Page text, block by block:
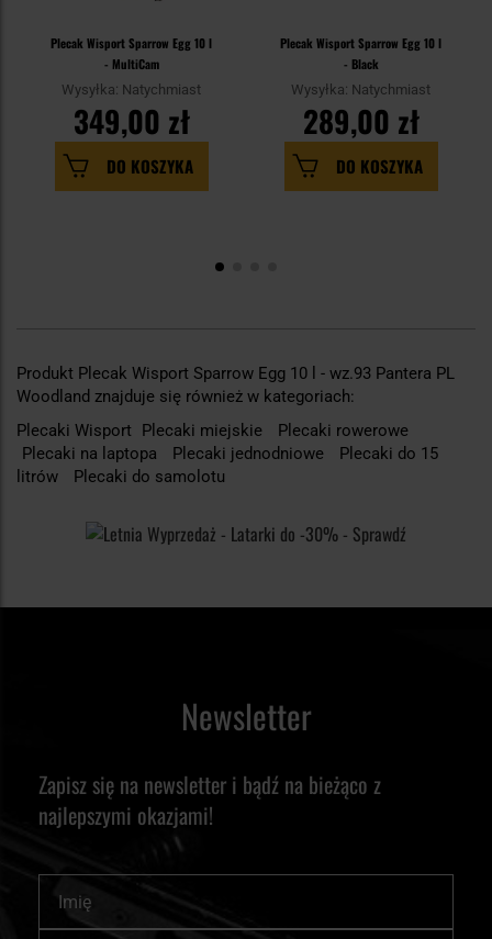
Plecak Wisport Sparrow Egg 10 l
- MultiCam
Wysyłka: Natychmiast
349,00 zł
DO KOSZYKA
Plecak Wisport Sparrow Egg 10 l
- Black
Wysyłka: Natychmiast
289,00 zł
DO KOSZYKA
Produkt Plecak Wisport Sparrow Egg 10 l - wz.93 Pantera PL
Woodland znajduje się również w kategoriach:
Plecaki Wisport
Plecaki miejskie
Plecaki rowerowe
Plecaki na laptopa
Plecaki jednodniowe
Plecaki do 15
litrów
Plecaki do samolotu
Newsletter
Zapisz się na newsletter i bądź na bieżąco z
najlepszymi okazjami!